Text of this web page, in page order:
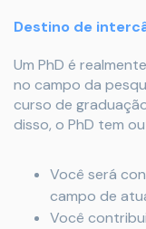
Destino de
Um PhD é
no campo da
curso de
disso, o PhD tem
Você será
campo de
Você